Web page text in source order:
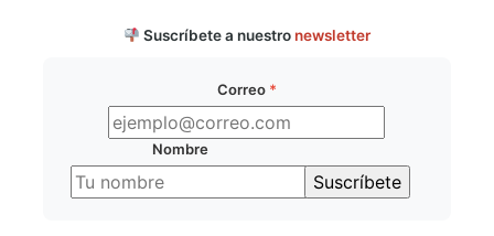
Suscríbete a nuestro newsletter
Correo *
Nombre